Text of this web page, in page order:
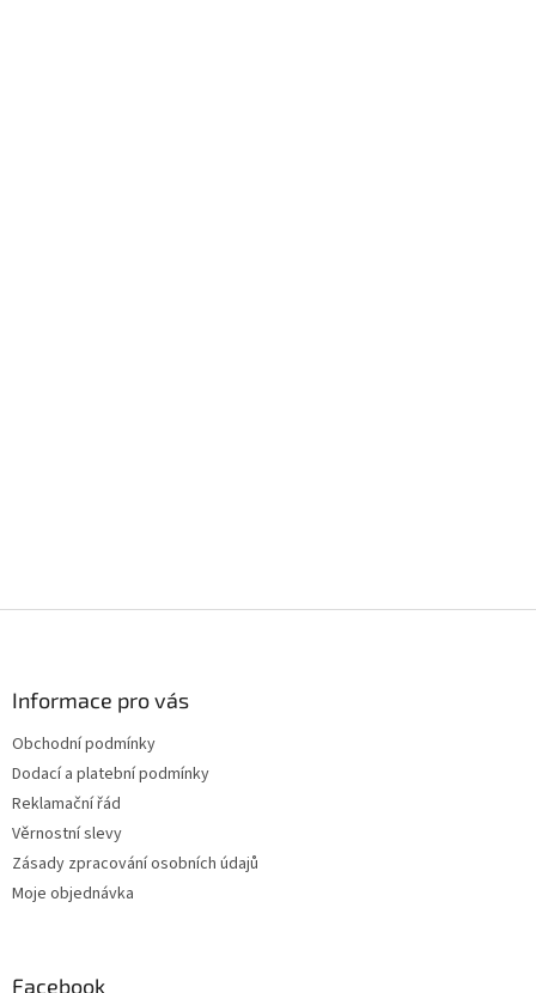
Informace pro vás
Obchodní podmínky
Dodací a platební podmínky
Reklamační řád
Věrnostní slevy
Zásady zpracování osobních údajů
Moje objednávka
Facebook